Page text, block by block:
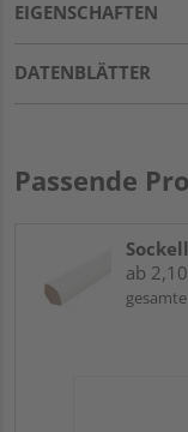
EIGENSCHAFTEN
DATENBLÄTTER
Passende
ab